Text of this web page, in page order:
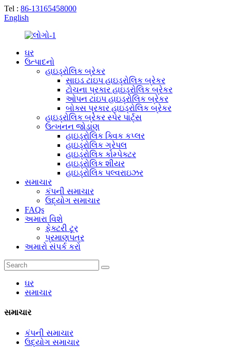
Tel : 86-13165458000
English
ઘર
ઉત્પાદનો
હાઇડ્રોલિક બ્રેકર
સાઇડ ટાઇપ હાઇડ્રોલિક બ્રેકર
ટોચના પ્રકાર હાઇડ્રોલિક બ્રેકર
ઓપન ટાઇપ હાઇડ્રોલિક બ્રેકર
બોક્સ પ્રકાર હાઇડ્રોલિક બ્રેકર
હાઇડ્રોલિક બ્રેકર સ્પેર પાર્ટ્સ
ઉત્ખનન જોડાણ
હાઇડ્રોલિક ક્વિક કપ્લર
હાઇડ્રોલિક ગ્રેપલ
હાઇડ્રોલિક કોમ્પેક્ટર
હાઇડ્રોલિક શીયર
હાઇડ્રોલિક પલ્વરાઇઝર
સમાચાર
કંપની સમાચાર
ઉદ્યોગ સમાચાર
FAQs
અમારા વિશે
ફેક્ટરી ટૂર
પ્રમાણપત્ર
અમારો સંપર્ક કરો
ઘર
સમાચાર
સમાચાર
કંપની સમાચાર
ઉદ્યોગ સમાચાર